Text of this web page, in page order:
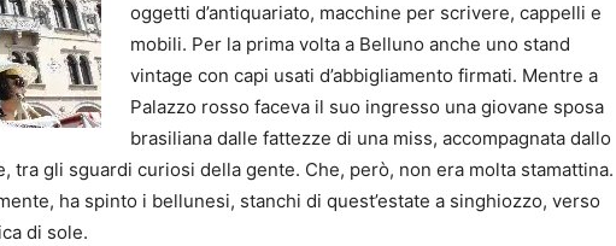
oggetti d’antiquariato, macchine per scrivere, cappelli e
mobili. Per la prima volta a Belluno anche uno stand
vintage con capi usati d’abbigliamento firmati. Mentre a
Palazzo rosso faceva il suo ingresso una giovane sposa
brasiliana dalle fattezze di una miss, accompagnata dallo
tra gli sguardi curiosi della gente. Che, però, non era molta stamattina.
ha spinto i bellunesi, stanchi di quest’estate a singhiozzo, verso
di sole.